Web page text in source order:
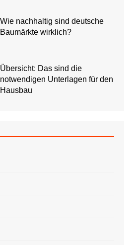
Wie nachhaltig sind deutsche
Baumärkte wirklich?
Übersicht: Das sind die
notwendigen Unterlagen für den
Hausbau